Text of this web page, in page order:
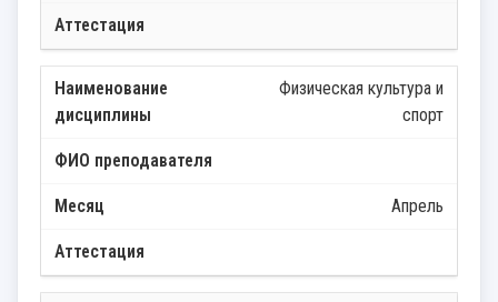
Физическая культура и
спорт
Апрель